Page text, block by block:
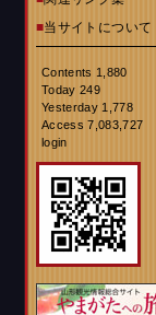
■当サイトについて
Contents 1,880
Today 249
Yesterday 1,778
Access 7,083,727
login